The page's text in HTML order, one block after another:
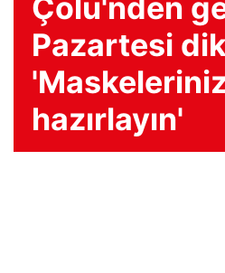
Çölü'nden
Pazartesi
hazırlayın'